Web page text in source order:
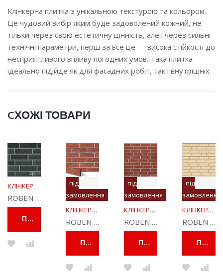
Клінкерна плитка з унікальною текстурою та кольором.
Це чудовий вибір яким буде задоволений кожний, не
тільки через свою естетичну цінність, але і через сильні
технічні параметри, перш за все це — висока стійкості до
несприятливого впливу погодних умов. Така плитка
ідеально підійде як для фасадних робіт, так і внутрішніх.
CХОЖІ ТОВАРИ
КЛІНКЕРНА ПЛИТКА
ROBEN Плитка кутова Faro чорна NF
ПЕРЕГЛЯНУТИ
під
замовлення
КЛІНКЕРНА ПЛИТКА
ROBEN плитка фасадна 26 I Melbourne рифлена NF
ПЕРЕГЛЯНУТИ
під
замовлення
КЛІНКЕРНА ПЛИТКА
ROBEN плитка фасаднана 26 II Melbourne рифлена NF
ПЕРЕГЛЯНУТИ
під
замовлення
КЛІНКЕРНА ПЛИТКА
ROBEN плитка кутова 38 I Darwin NF
ПЕРЕГЛЯНУТИ